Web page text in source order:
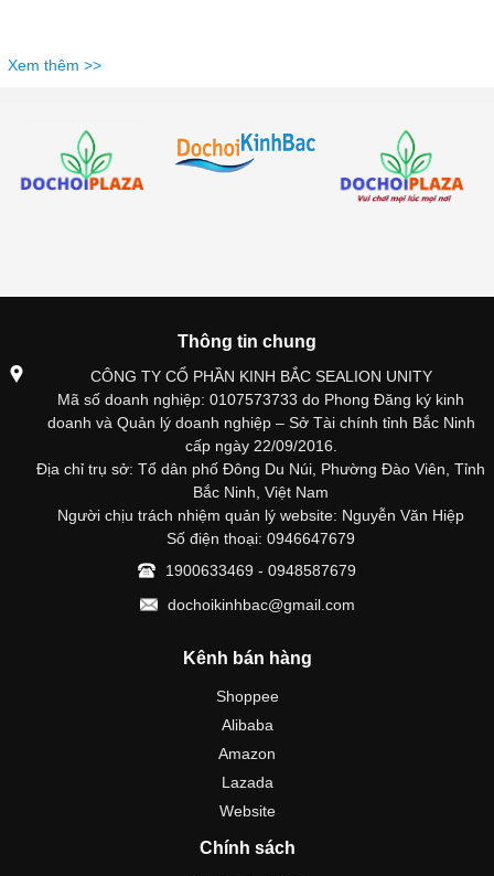
Xem thêm >>
Thông tin chung
CÔNG TY CỔ PHẦN KINH BẮC SEALION UNITY
Mã số doanh nghiệp: 0107573733 do Phong Đăng ký kinh
doanh và Quản lý doanh nghiệp – Sở Tài chính tỉnh Bắc Ninh
cấp ngày 22/09/2016.
Địa chỉ trụ sở: Tổ dân phố Đông Du Núi, Phường Đào Viên, Tỉnh
Bắc Ninh, Việt Nam
Người chịu trách nhiệm quản lý website: Nguyễn Văn Hiệp
Số điện thoại: 0946647679
1900633469 - 0948587679
dochoikinhbac@gmail.com
Kênh bán hàng
Shoppee
Alibaba
Amazon
Lazada
Website
Chính sách